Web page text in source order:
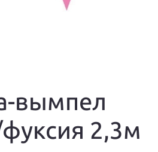
вымпел
2,3м